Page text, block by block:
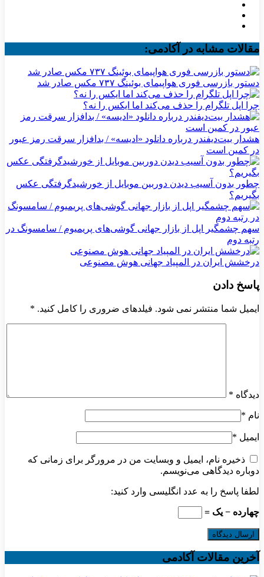
مقالات مشابه در آکادمی:
دستور بازرسی فوری هواپیمای بوئینگ ۷۳۷ مکس صادر شد
چرا اپل تلگرام را حذف می‌کند اما ایکس را نه؟
هشدار بیت‌دیفندر درباره دانلود «ادیسه» / بدافزار سرقت رمز عبور
در کمین است
چطور بدون آسیب دیدن دوربین موبایل از خورشیدگرفتگی عکس
بگیریم؟
سهم چشمگیر اپل از بازار جهانی گوشی‌های پریمیوم / سامسونگ در
رتبه دوم
درخشش ایران در المپیاد جهانی هوش مصنوعی
پاسخ دادن
ایمیل شما منتشر نمی شود. فیلدهای ضروری را کامل کنید. *
دیدگاه *
نام *
ایمیل *
ذخیره نام، ایمیل و وبسایت من در مرورگر برای زمانی که
دوباره دیدگاهی می‌نویسم.
لطفا پاسخ را به عدد انگلیسی وارد کنید:
چهارده − یک =
آخرین مقالات آکادمی